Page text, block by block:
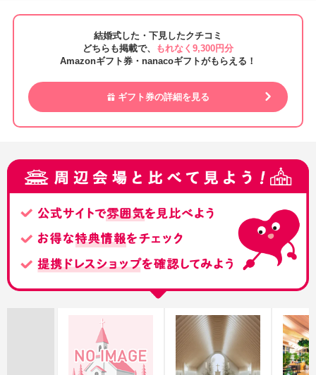
結婚式した・下見したクチコミ
どちらも掲載で、
もれなく9,300円分
Amazonギフト券・nanacoギフトがもらえる！
ギフト券の詳細を見る